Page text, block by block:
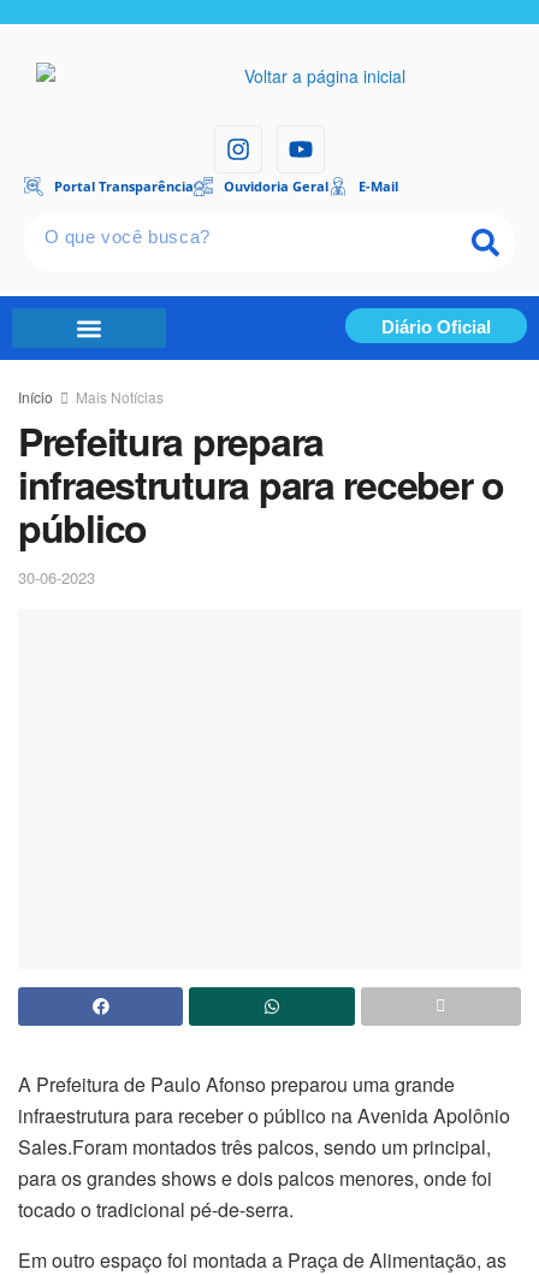
Portal Transparência Ouvidoria Geral E-Mail
Diário Oficial
Início Mais Notícias
Prefeitura prepara
infraestrutura para receber o
público
30-06-2023
A Prefeitura de Paulo Afonso preparou uma grande
infraestrutura para receber o público na Avenida Apolônio
Sales.Foram montados três palcos, sendo um principal,
para os grandes shows e dois palcos menores, onde foi
tocado o tradicional pé-de-serra.
Em outro espaço foi montada a Praça de Alimentação, as